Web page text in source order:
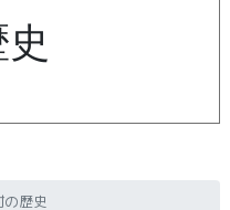
歴史